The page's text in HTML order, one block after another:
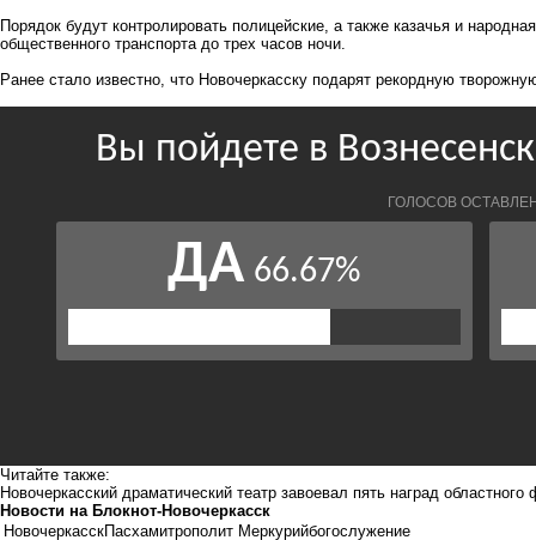
Порядок будут контролировать полицейские, а также казачья и
общественного транспорта до трех часов ночи.
Ранее стало известно, что Новочеркасску подарят рекордную
Читайте также:
Новочеркасский драматический театр завоевал пять наград
Новости на Блoкнoт-Новочеркасск
НовочеркасскПасхамитрополит Меркурийбогослужение